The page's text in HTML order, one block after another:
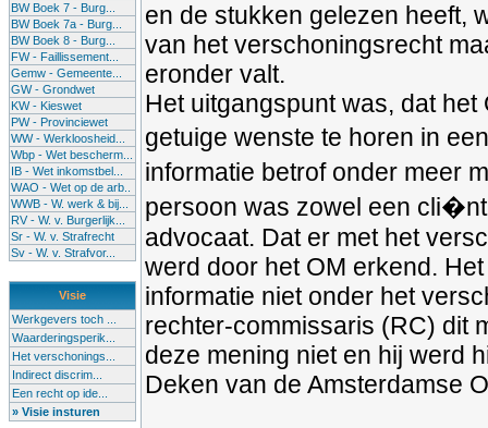
BW Boek 7 - Burg...
BW Boek 7a - Burg...
BW Boek 8 - Burg...
FW - Faillissement...
Gemw - Gemeente...
GW - Grondwet
KW - Kieswet
PW - Provinciewet
WW - Werkloosheid...
Wbp - Wet bescherm...
IB - Wet inkomstbel...
WAO - Wet op de arb..
WWB - W. werk & bij...
RV - W. v. Burgerlijk...
Sr - W. v. Strafrecht
Sv - W. v. Strafvor...
Visie
Werkgevers toch ...
Waarderingsperik...
Het verschonings...
Indirect discrim...
Een recht op ide...
» Visie insturen
en de stukken gelezen heeft,
van het verschoningsrecht
eronder valt.
Het uitgangspunt was, dat
getuige wenste te horen in
informatie betrof onder meer
persoon was zowel een
advocaat. Dat er met het
werd door het OM erkend.
informatie niet onder het
rechter-commissaris (RC) dit
deze mening niet en hij werd
Deken van de Amsterdamse